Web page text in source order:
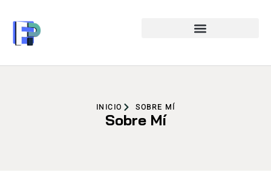
INICIO SOBRE MÍ
Sobre Mí